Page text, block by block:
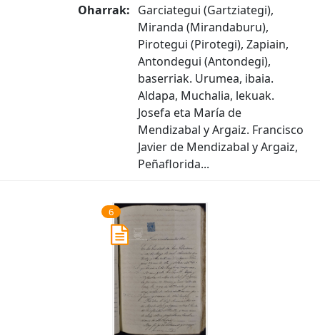
Oharrak: Garciategui (Gartziategi),
Miranda (Mirandaburu),
Pirotegui (Pirotegi), Zapiain,
Antondegui (Antondegi),
baserriak. Urumea, ibaia.
Aldapa, Muchalia, lekuak.
Josefa eta María de
Mendizabal y Argaiz. Francisco
Javier de Mendizabal y Argaiz,
Peñaflorida...
6